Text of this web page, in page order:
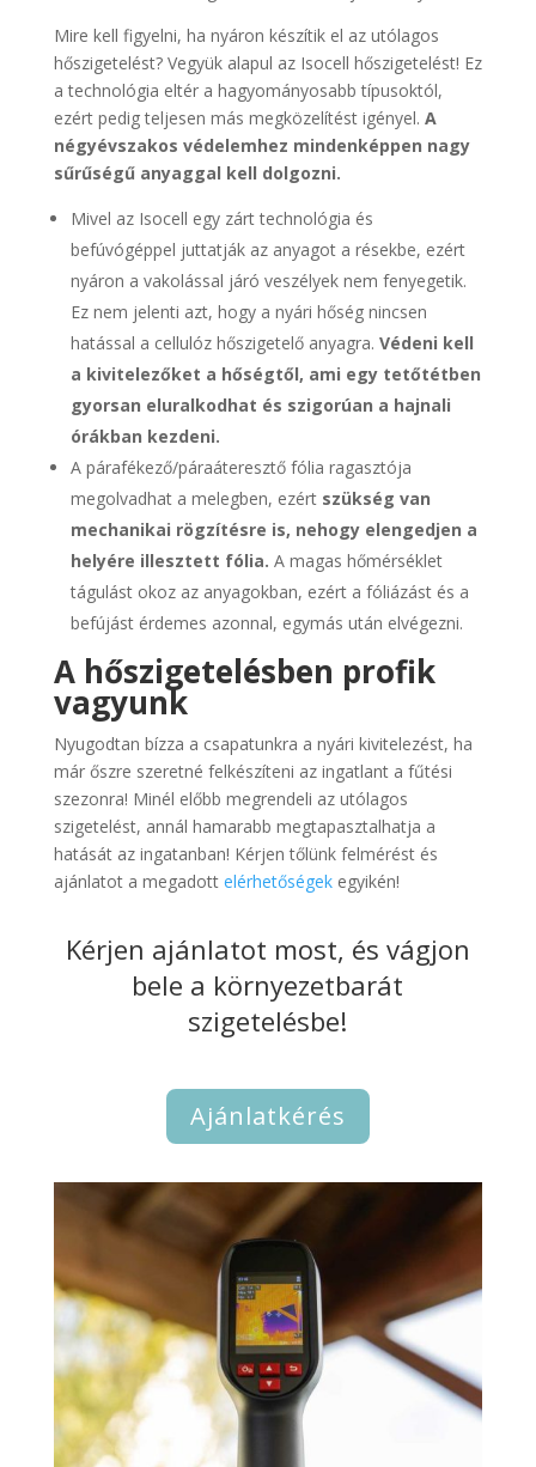
Mire kell figyelni, ha nyáron készítik el az utólagos
hőszigetelést? Vegyük alapul az Isocell hőszigetelést! Ez
a technológia eltér a hagyományosabb típusoktól,
ezért pedig teljesen más megközelítést igényel. A
négyévszakos védelemhez mindenképpen nagy
sűrűségű anyaggal kell dolgozni.
Mivel az Isocell egy zárt technológia és
befúvógéppel juttatják az anyagot a résekbe, ezért
nyáron a vakolással járó veszélyek nem fenyegetik.
Ez nem jelenti azt, hogy a nyári hőség nincsen
hatással a cellulóz hőszigetelő anyagra. Védeni kell
a kivitelezőket a hőségtől, ami egy tetőtétben
gyorsan eluralkodhat és szigorúan a hajnali
órákban kezdeni.
A párafékező/páraáteresztő fólia ragasztója
megolvadhat a melegben, ezért szükség van
mechanikai rögzítésre is, nehogy elengedjen a
helyére illesztett fólia. A magas hőmérséklet
tágulást okoz az anyagokban, ezért a fóliázást és a
befújást érdemes azonnal, egymás után elvégezni.
A hőszigetelésben profik
vagyunk
Nyugodtan bízza a csapatunkra a nyári kivitelezést, ha
már őszre szeretné felkészíteni az ingatlant a fűtési
szezonra! Minél előbb megrendeli az utólagos
szigetelést, annál hamarabb megtapasztalhatja a
hatását az ingatanban! Kérjen tőlünk felmérést és
ajánlatot a megadott elérhetőségekegyikén!
Kérjen ajánlatot most, és vágjon
bele a környezetbarát
szigetelésbe!
Ajánlatkérés